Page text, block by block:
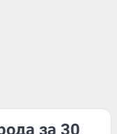
за 30